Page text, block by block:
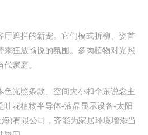
厅遮拦的新宠。它们模式折柳、姿首
狂放愉悦的氛围。多肉植物对光照
家庭。
色光照条款、空间大小和个东说念主
花植物半导体-液晶显示设备-太阳
)有限公司，齐能为家居环境增添当